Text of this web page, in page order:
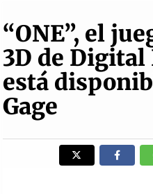
“ONE”, el
3D de Digital
está
Gage